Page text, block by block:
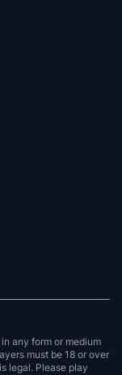
any form or medium
must be 18 or over
legal. Please play